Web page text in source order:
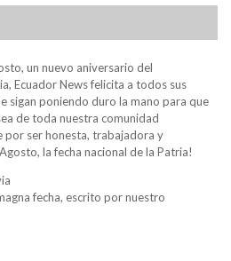
un nuevo aniversario del
Ecuador News felicita a todos sus
sigan poniendo duro la mano para que
de toda nuestra comunidad
por ser honesta, trabajadora y
la fecha nacional de la Patria!
fecha, escrito por nuestro